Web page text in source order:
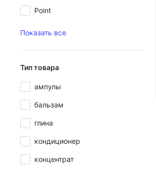
Point
Показать все
Тип товара
ампулы
бальзам
глина
кондиционер
концентрат